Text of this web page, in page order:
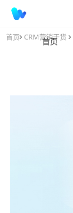
首页
首页 CRM营销干货